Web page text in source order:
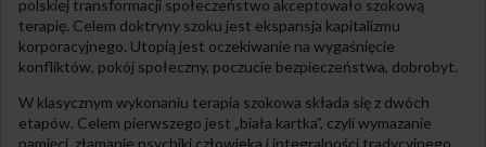
polskiej transformacji społeczeństwo akceptowało szokową
terapię. Celem doktryny szoku jest ekspansja kapitalizmu
korporacyjnego. Utopią jest oczekiwanie na wygaśnięcie
konfliktów, pokój społeczny, poczucie bezpieczeństwa, dobrobyt.
W klasycznym wykonaniu terapia szokowa składa się z dwóch
etapów. Celem pierwszego jest „biała kartka”, czyli wymazanie
pamięci, złamanie psychiki człowieka i integralności tradycyjnego